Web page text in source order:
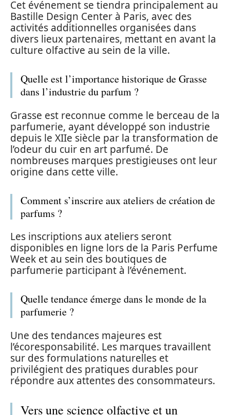
Cet événement se tiendra principalement au
Bastille Design Center à Paris, avec des
activités additionnelles organisées dans
divers lieux partenaires, mettant en avant la
culture olfactive au sein de la ville.
Quelle est l’importance historique de Grasse
dans l’industrie du parfum ?
Grasse est reconnue comme le berceau de la
parfumerie, ayant développé son industrie
depuis le XIIe siècle par la transformation de
l’odeur du cuir en art parfumé. De
nombreuses marques prestigieuses ont leur
origine dans cette ville.
Comment s’inscrire aux ateliers de création de
parfums ?
Les inscriptions aux ateliers seront
disponibles en ligne lors de la Paris Perfume
Week et au sein des boutiques de
parfumerie participant à l’événement.
Quelle tendance émerge dans le monde de la
parfumerie ?
Une des tendances majeures est
l’écoresponsabilité. Les marques travaillent
sur des formulations naturelles et
privilégient des pratiques durables pour
répondre aux attentes des consommateurs.
Vers une science olfactive et un